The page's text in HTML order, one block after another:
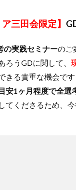
ア三田会限定】
の実践セミナーのご
うGDに関して、
きる貴重な機会です
安1ヶ月程度で全選
してくださるため、